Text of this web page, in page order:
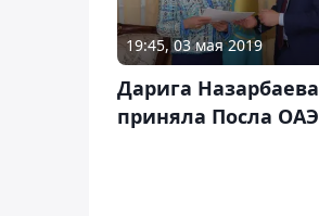
19:45, 03 мая 2019
Дарига Назарбаева
приняла Посла ОАЭ